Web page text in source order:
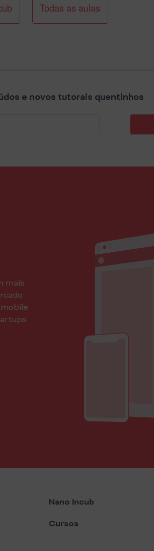
Todas as aulas
e novos tutorais quentinhos
mais
Nano Incub
Cursos